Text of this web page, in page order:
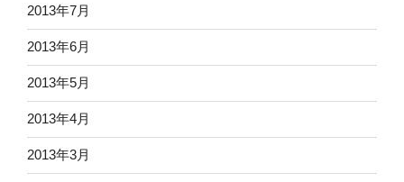
2013年7月
2013年6月
2013年5月
2013年4月
2013年3月